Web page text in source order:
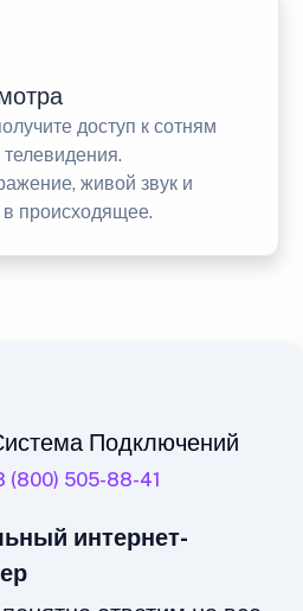
доступ к сотням
живой звук и
происходящее.
Подключений
(800) 505-88-41
интернет-